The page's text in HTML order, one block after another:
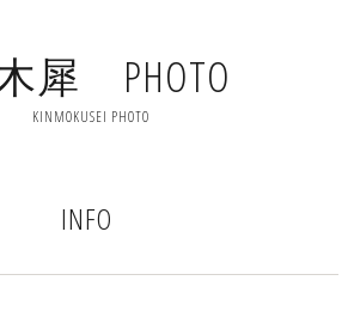
犀 PHOTO
KINMOKUSEI PHOTO
INFO